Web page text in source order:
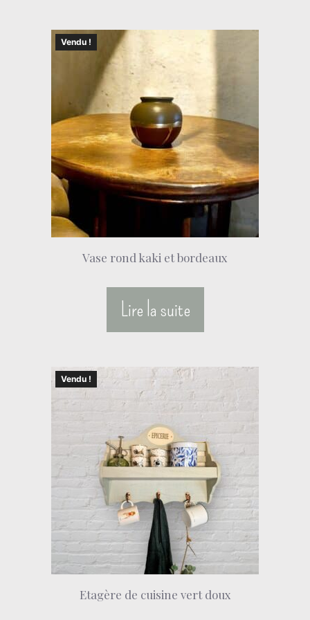
Vendu !
Vase rond kaki et bordeaux
Lire la suite
Vendu !
Etagère de cuisine vert doux